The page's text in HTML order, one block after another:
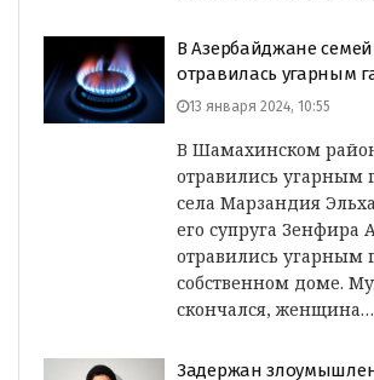
В Азербайджане
отравилась угарным
13 января 2024, 10:55
В Шамахинском
отравились угарным
села Марзандия
его супруга Зенфира
отравились угарным
собственном доме.
скончался, женщина…
Задержан